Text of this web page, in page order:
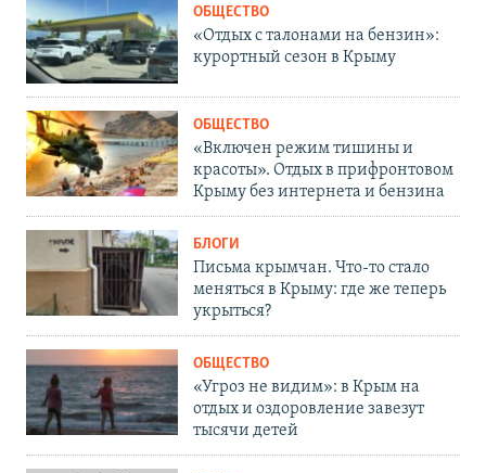
ОБЩЕСТВО
«Отдых с талонами на бензин»:
курортный сезон в Крыму
ОБЩЕСТВО
«Включен режим тишины и
красоты». Отдых в прифронтовом
Крыму без интернета и бензина
БЛОГИ
Письма крымчан. Что-то стало
меняться в Крыму: где же теперь
укрыться?
ОБЩЕСТВО
«Угроз не видим»: в Крым на
отдых и оздоровление завезут
тысячи детей